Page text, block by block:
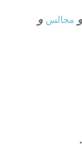
و مجالس و